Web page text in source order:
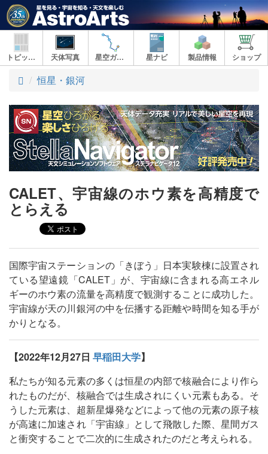
トピックス 天体写真 星空ガイド 星ナビ 製品情報 ショップ
ト
プ
恒星・銀河
CALET、宇宙線のホウ素を高精度で
とらえる
国際宇宙ステーションの「きぼう」日本実験棟に設置され
ている望遠鏡「CALET」が、宇宙線に含まれる高エネル
ギーのホウ素の流量を高精度で観測することに成功した。
宇宙線が天の川銀河の中を伝播する距離や時間を知る手が
かりとなる。
【2022年12月27日 早稲田大学】
私たちが知る元素の多くは恒星の内部で核融合により作ら
れたものだが、核融合では生成されにくい元素もある。そ
うした元素は、超新星爆発などによって他の元素の原子核
が高速に加速され「宇宙線」として飛散した際、星間ガス
と衝突することで二次的に生成されたのだと考えられる。